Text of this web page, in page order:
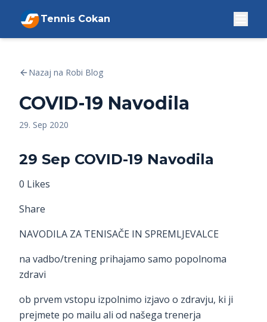
Tennis Cokan
Nazaj na Robi Blog
COVID-19 Navodila
29. Sep 2020
29 Sep COVID-19 Navodila
0 Likes
Share
NAVODILA ZA TENISAČE IN SPREMLJEVALCE
na vadbo/trening prihajamo samo popolnoma
zdravi
ob prvem vstopu izpolnimo izjavo o zdravju, ki ji
prejmete po mailu ali od našega trenerja